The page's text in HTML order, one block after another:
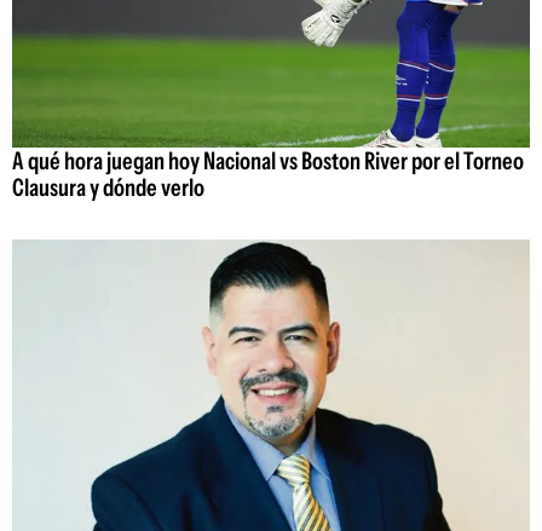
A qué hora juegan hoy Nacional vs Boston River por el Torneo
Clausura y dónde verlo